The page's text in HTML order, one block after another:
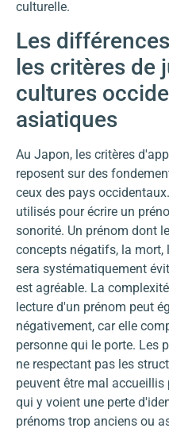
culturelle.
Les
les critères de
cultures
asiatiques
Au Japon, les critères
reposent sur des
ceux des pays
utilisés pour écrire un
sonorité. Un prénom dont
concepts négatifs, la
sera systématiquement
est agréable. La
lecture d'un prénom peut
négativement, car elle
personne qui le porte. Les
ne respectant pas les
peuvent être mal
qui y voient une perte
prénoms trop anciens ou